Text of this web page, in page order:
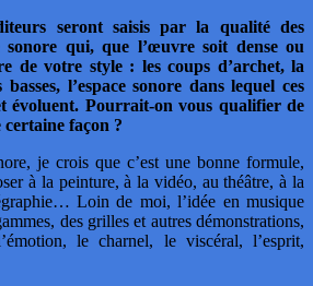
seront saisis par la qualité des
qui, que l’œuvre soit dense ou
de votre style : les coups d’archet, la
l’espace sonore dans lequel ces
évoluent. Pourrait-on vous qualifier de
certaine façon ?
je crois que c’est une bonne formule,
à la peinture, à la vidéo, au théâtre, à la
Loin de moi, l’idée en musique
des grilles et autres démonstrations,
le charnel, le viscéral, l’esprit,